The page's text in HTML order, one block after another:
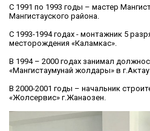
С 1991 по 1993 годы – мастер
Мангистауского района.
С 1993-1994 годах - монтажник 5
месторождения «Каламкас».
В 1994 – 2000 годах занимал
«Мангистаумунай жолдары» в
В 2000-2001 годы – начальник
«Жолсервис» г.Жанаозен.